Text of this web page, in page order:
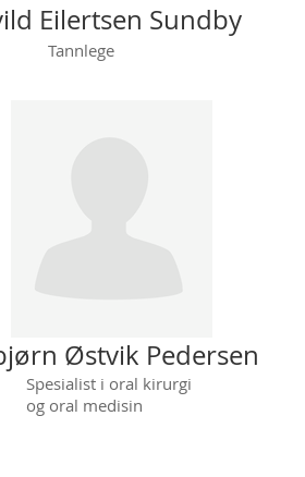
Eilertsen Sundby
Tannlege
Østvik Pedersen
i oral kirurgi
medisin